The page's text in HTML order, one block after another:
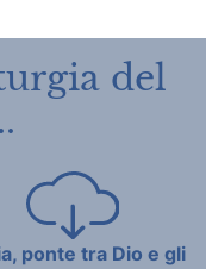
del
ponte tra Dio e gli